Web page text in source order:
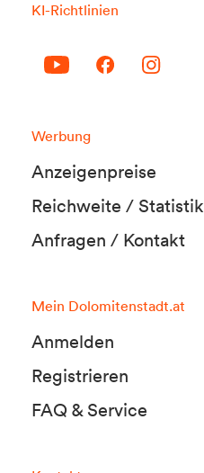
KI-Richtlinien
Werbung
Anzeigenpreise
Reichweite / Statistik
Anfragen / Kontakt
Mein Dolomitenstadt.at
Anmelden
Registrieren
FAQ & Service